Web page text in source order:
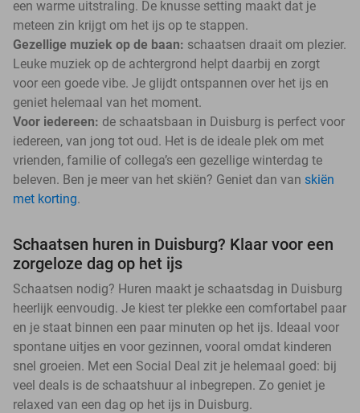
een warme uitstraling. De knusse setting maakt dat je
meteen zin krijgt om het ijs op te stappen.
Gezellige muziek op de baan: schaatsen draait om plezier.
Leuke muziek op de achtergrond helpt daarbij en zorgt
voor een goede vibe. Je glijdt ontspannen over het ijs en
geniet helemaal van het moment.
Voor iedereen: de schaatsbaan in Duisburg is perfect voor
iedereen, van jong tot oud. Het is de ideale plek om met
vrienden, familie of collega’s een gezellige winterdag te
beleven. Ben je meer van het skiën? Geniet dan van skiën
met korting.
Schaatsen huren in Duisburg? Klaar voor een
zorgeloze dag op het ijs
Schaatsen nodig? Huren maakt je schaatsdag in Duisburg
heerlijk eenvoudig. Je kiest ter plekke een comfortabel paar
en je staat binnen een paar minuten op het ijs. Ideaal voor
spontane uitjes en voor gezinnen, vooral omdat kinderen
snel groeien. Met een Social Deal zit je helemaal goed: bij
veel deals is de schaatshuur al inbegrepen. Zo geniet je
relaxed van een dag op het ijs in Duisburg.